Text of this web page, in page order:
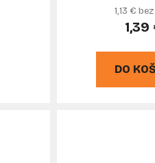
1,13 €
1,39
DO